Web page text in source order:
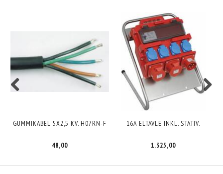
GUMMIKABEL 5X2,5 KV. H07RN-F
48,00
16A ELTAVLE INKL. STATIV.
1.325,00